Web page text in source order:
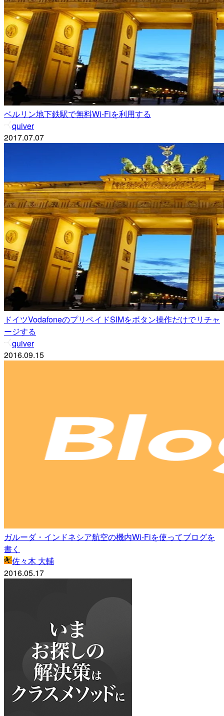
ベルリン地下鉄駅で無料Wi-Fiを利用する
quiver
2017.07.07
ドイツVodafoneのプリペイドSIMをボタン操作だけでリチャ
ージする
quiver
2016.09.15
ガルーダ・インドネシア航空の機内Wi-Fiを使ってブログを
書く
佐々木 大輔
2016.05.17